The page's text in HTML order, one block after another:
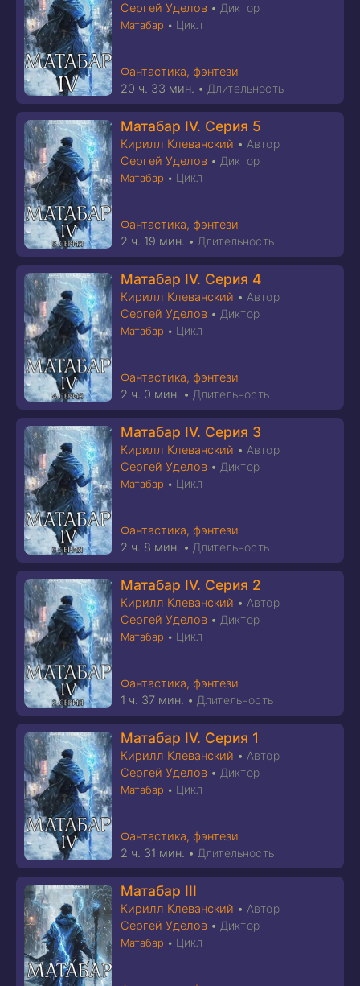
Сергей Уделов • Диктор
Матабар • Цикл
Фантастика, фэнтези
20 ч. 33 мин. • Длительность
Матабар IV. Серия 5
Кирилл Клеванский • Автор
Сергей Уделов • Диктор
Матабар • Цикл
Фантастика, фэнтези
2 ч. 19 мин. • Длительность
Матабар IV. Серия 4
Кирилл Клеванский • Автор
Сергей Уделов • Диктор
Матабар • Цикл
Фантастика, фэнтези
2 ч. 0 мин. • Длительность
Матабар IV. Серия 3
Кирилл Клеванский • Автор
Сергей Уделов • Диктор
Матабар • Цикл
Фантастика, фэнтези
2 ч. 8 мин. • Длительность
Матабар IV. Серия 2
Кирилл Клеванский • Автор
Сергей Уделов • Диктор
Матабар • Цикл
Фантастика, фэнтези
1 ч. 37 мин. • Длительность
Матабар IV. Серия 1
Кирилл Клеванский • Автор
Сергей Уделов • Диктор
Матабар • Цикл
Фантастика, фэнтези
2 ч. 31 мин. • Длительность
Матабар III
Кирилл Клеванский • Автор
Сергей Уделов • Диктор
Матабар • Цикл